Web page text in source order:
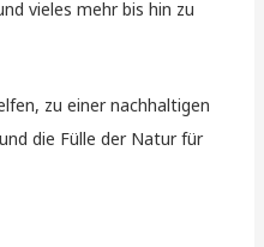
vieles mehr bis hin zu
zu einer nachhaltigen
die Fülle der Natur für